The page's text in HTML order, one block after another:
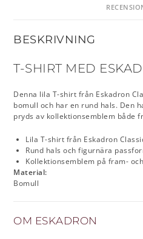
BESKRIVNING
T-SHIRT MED
Denna lila T-shirt från Eskadron
bomull och har en rund hals. Den
pryds av kollektionsemblem både
Lila T-shirt från Eskadron
Rund hals och figurnära
Kollektionsemblem på fram-
Material:
Bomull
OM ESKADRON